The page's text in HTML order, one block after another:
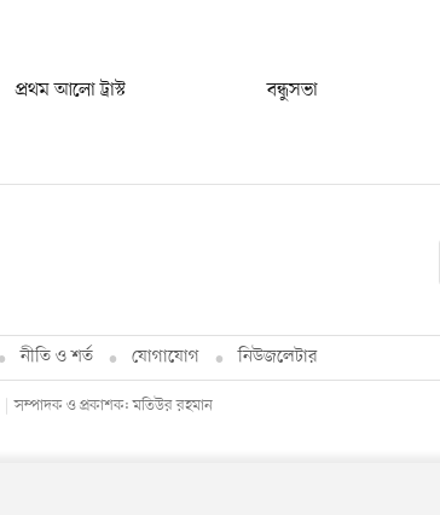
প্রথম আলো ট্রাস্ট বন্ধুসভা
নীতি ও শর্ত যোগাযোগ নিউজলেটার
সম্পাদক ও প্রকাশক: মতিউর রহমান